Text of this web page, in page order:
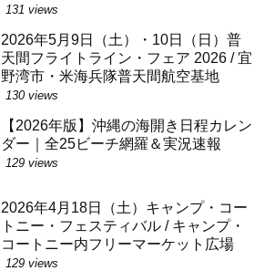
131 views
2026年5月9日（土）・10日（日）普
天間フライトライン・フェア 2026 / 宜
野湾市・米海兵隊普天間航空基地
130 views
【2026年版】沖縄の海開き日程カレン
ダー｜全25ビーチ網羅＆実況速報
129 views
2026年4月18日（土）キャンプ・コー
トニー・フェスティバル / キャンプ・
コートニー内フリーマーケット広場
129 views